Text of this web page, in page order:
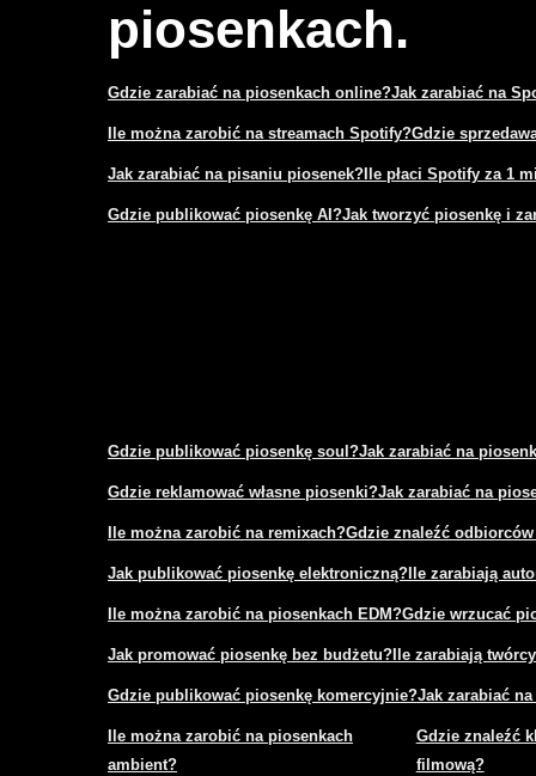
piosenkach.
Gdzie zarabiać na piosenkach online?Jak zarabiać na
Ile można zarobić na streamach Spotify?Gdzie
Jak zarabiać na pisaniu piosenek? Ile płaci Spotify za 1
Gdzie publikować piosenkę AI?Jak tworzyć piosenkę i
Gdzie publikować piosenkę soul?Jak zarabiać na
Gdzie reklamować własne piosenki?Jak zarabiać na
Ile można zarobić na remixach?Gdzie znaleźć
Jak publikować piosenkę elektroniczną? Ile zarabiają
Ile można zarobić na piosenkach EDM?Gdzie wrzucać
Jak promować piosenkę bez budżetu? Ile zarabiają
Gdzie publikować piosenkę komercyjnie?Jak zarabiać
Ile można zarobić na piosenkach
ambient?
Gdzie znaleźć
filmową?